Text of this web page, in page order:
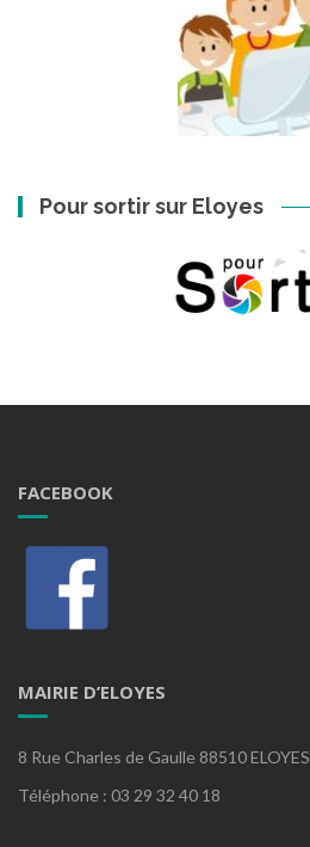
Pour sortir sur Eloyes
FACEBOOK
MAIRIE D’ELOYES
8 Rue Charles de Gaulle 88510 ELOYES
Téléphone : 03 29 32 40 18